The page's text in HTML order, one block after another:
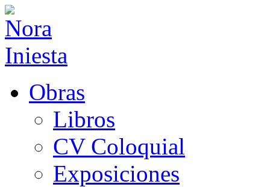
Obras
Libros
CV Coloquial
Exposiciones